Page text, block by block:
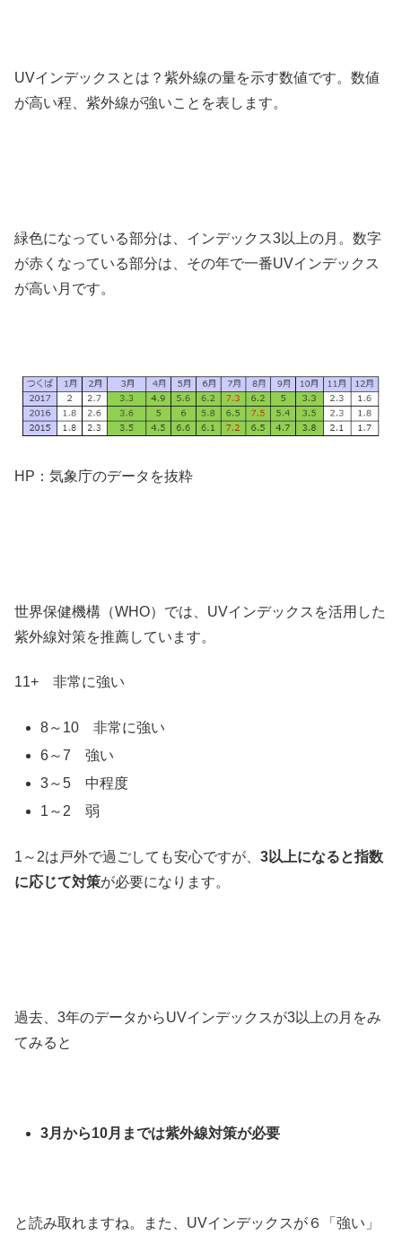
UVインデックスとは？紫外線の量を示す数値です。数値
が高い程、紫外線が強いことを表します。
緑色になっている部分は、インデックス3以上の月。数字
が赤くなっている部分は、その年で一番UVインデックス
が高い月です。
HP：気象庁のデータを抜粋
世界保健機構（WHO）では、UVインデックスを活用した
紫外線対策を推薦しています。
11+ 非常に強い
8～10 非常に強い
6～7 強い
3～5 中程度
1～2 弱
1～2は戸外で過ごしても安心ですが、 3以上になると指数
に応じて対策が必要になります。
過去、3年のデータからUVインデックスが3以上の月をみ
てみると
3月から10月までは紫外線対策が必要
と読み取れますね。また、UVインデックスが６「強い」